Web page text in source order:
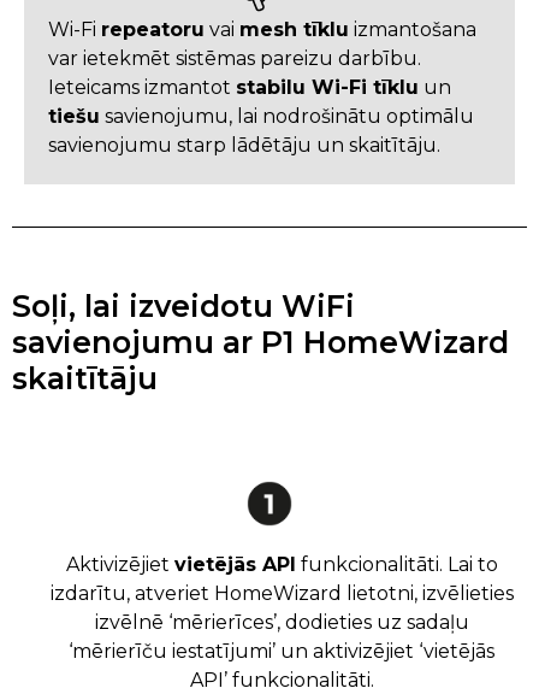
Wi-Fi repeatoru vai mesh tīklu izmantošana
var ietekmēt sistēmas pareizu darbību.
Ieteicams izmantot stabilu Wi-Fi tīklu un
tiešu savienojumu, lai nodrošinātu optimālu
savienojumu starp lādētāju un skaitītāju.
Soļi, lai izveidotu WiFi
savienojumu ar P1 HomeWizard
skaitītāju
Aktivizējiet vietējās API funkcionalitāti. Lai to
izdarītu, atveriet HomeWizard lietotni, izvēlieties
izvēlnē ‘mērierīces’, dodieties uz sadaļu
‘mērierīču iestatījumi’ un aktivizējiet ‘vietējās
API’ funkcionalitāti.